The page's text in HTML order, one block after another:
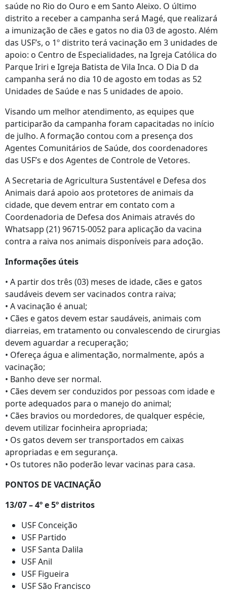
saúde no Rio do Ouro e em Santo Aleixo. O último
distrito a receber a campanha será Magé, que realizará
a imunização de cães e gatos no dia 03 de agosto. Além
das USF’s, o 1º distrito terá vacinação em 3 unidades de
apoio: o Centro de Especialidades, na Igreja Católica do
Parque Iriri e Igreja Batista de Vila Inca. O Dia D da
campanha será no dia 10 de agosto em todas as 52
Unidades de Saúde e nas 5 unidades de apoio.
Visando um melhor atendimento, as equipes que
participarão da campanha foram capacitadas no início
de julho. A formação contou com a presença dos
Agentes Comunitários de Saúde, dos coordenadores
das USF’s e dos Agentes de Controle de Vetores.
A Secretaria de Agricultura Sustentável e Defesa dos
Animais dará apoio aos protetores de animais da
cidade, que devem entrar em contato com a
Coordenadoria de Defesa dos Animais através do
Whatsapp (21) 96715-0052 para aplicação da vacina
contra a raiva nos animais disponíveis para adoção.
Informações úteis
• A partir dos três (03) meses de idade, cães e gatos
saudáveis devem ser vacinados contra raiva;
• A vacinação é anual;
• Cães e gatos devem estar saudáveis, animais com
diarreias, em tratamento ou convalescendo de cirurgias
devem aguardar a recuperação;
• Ofereça água e alimentação, normalmente, após a
vacinação;
• Banho deve ser normal.
• Cães devem ser conduzidos por pessoas com idade e
porte adequados para o manejo do animal;
• Cães bravios ou mordedores, de qualquer espécie,
devem utilizar focinheira apropriada;
• Os gatos devem ser transportados em caixas
apropriadas e em segurança.
• Os tutores não poderão levar vacinas para casa.
PONTOS DE VACINAÇÃO
13/07 – 4º e 5º distritos
USF Conceição
USF Partido
USF Santa Dalila
USF Anil
USF Figueira
USF São Francisco